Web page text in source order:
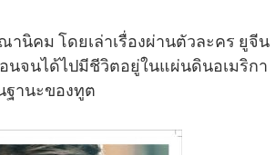
านิคม โดยเล่าเรื่องผ่านตัวละคร ยูจีน
นจนได้ไปมีชีวิตอยู่ในแผ่นดินอเมริกา
ฐานะของทูต